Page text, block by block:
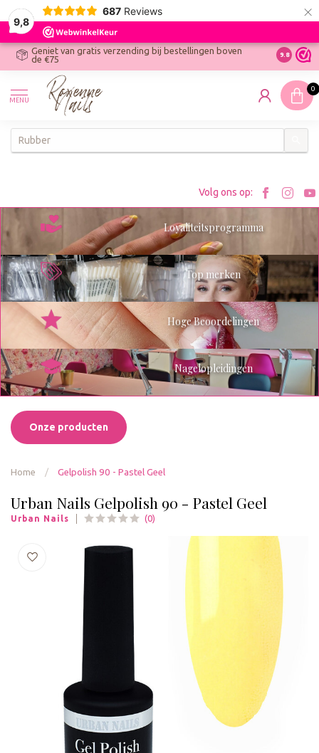
9,8
687 Reviews ×
Geniet van gratis verzending bij bestellingen boven
de €75
Ontdek
9.8
MENU
0
Volg ons op:
Bezoek
Loyaliteitsprogramma
Top merken
Hoge Beoordelingen
Nagelopleidingen
Onze producten
Home / Gelpolish 90 - Pastel Geel
Urban Nails Gelpolish 90 - Pastel Geel
Urban Nails (0)